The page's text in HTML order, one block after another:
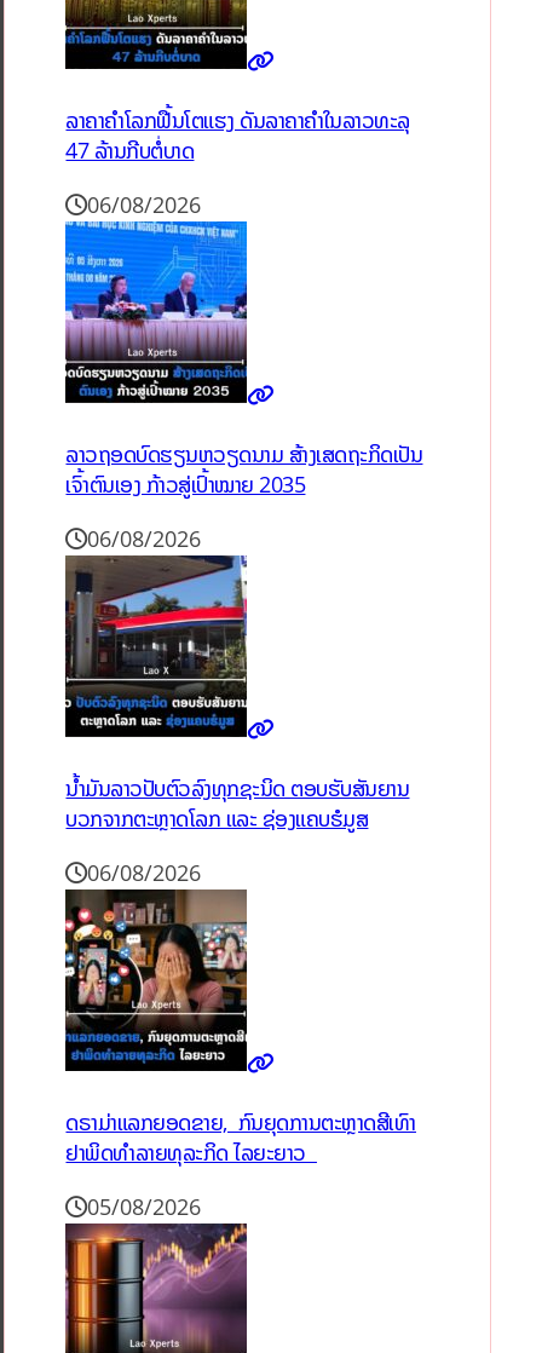
ລາຄາຄຳໂລກຟື້ນໂຕແຮງ ດັນລາຄາຄຳໃນລາວທະລຸ
47 ລ້ານກີບຕໍ່ບາດ
06/08/2026
ລາວຖອດບົດຮຽນຫວຽດນາມ ສ້າງເສດຖະກິດເປັນ
ເຈົ້າຕົນເອງ ກ້າວສູ່ເປົ້າໝາຍ 2035
06/08/2026
ນໍ້າມັນລາວປັບຕົວລົງທຸກຊະນິດ ຕອບຮັບສັນຍານ
ບວກຈາກຕະຫຼາດໂລກ ແລະ ຊ່ອງແຄບຮໍມູສ
06/08/2026
ດຣາມ່າແລກຍອດຂາຍ, ກົນຍຸດການຕະຫຼາດສີເທົາ
ຢາພິດທຳລາຍທຸລະກິດ ໄລຍະຍາວ
05/08/2026